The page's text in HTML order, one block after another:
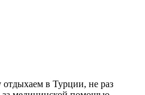
в Турции, не раз